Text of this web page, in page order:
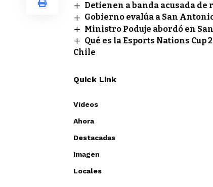
Detienen a banda acusada
Gobierno evalúa a San
Ministro Poduje abordó en
Qué es la Esports Nations
Chile
Quick Link
Videos
Ahora
Destacadas
Imagen
Locales